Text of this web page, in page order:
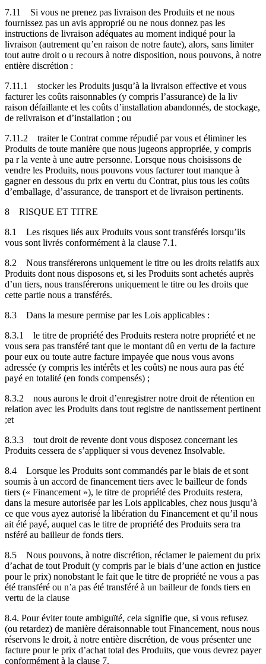
7.11
Si vous ne prenez pas livraison des Produits et ne nous
fournissez pas un avis approprié ou ne nous donnez pas les
instructions de livraison adéquates au moment indiqué pour la
livraison (autrement qu’en raison de notre faute), alors, sans limiter
tout autre droit o u recours à notre disposition, nous pouvons, à notre
entière discrétion :
7.11.1
stocker les Produits jusqu’à la livraison effective et vous
facturer les coûts raisonnables (y compris l’assurance) de la liv
raison défaillante et les coûts d’installation abandonnés, de stockage,
de relivraison et d’installation ; ou
7.11.2
traiter le Contrat comme répudié par vous et éliminer les
Produits de toute manière que nous jugeons appropriée, y compris
pa r la vente à une autre personne. Lorsque nous choisissons de
vendre les Produits, nous pouvons vous facturer tout manque à
gagner en dessous du prix en vertu du Contrat, plus tous les coûts
d’emballage, d’assurance, de transport et de livraison pertinents.
8
RISQUE ET TITRE
8.1
Les risques liés aux Produits vous sont transférés lorsqu’ils
vous sont livrés conformément à la clause 7.1.
8.2
Nous transférerons uniquement le titre ou les droits relatifs aux
Produits dont nous disposons et, si les Produits sont achetés auprès
d’un tiers, nous transférerons uniquement le titre ou les droits que
cette partie nous a transférés.
8.3
Dans la mesure permise par les Lois applicables :
8.3.1
le titre de propriété des Produits restera notre propriété et ne
vous sera pas transféré tant que le montant dû en vertu de la facture
pour eux ou toute autre facture impayée que nous vous avons
adressée (y compris les intérêts et les coûts) ne nous aura pas été
payé en totalité (en fonds compensés) ;
8.3.2
nous aurons le droit d’enregistrer notre droit de rétention en
relation avec les Produits dans tout registre de nantissement pertinent
;et
8.3.3
tout droit de revente dont vous disposez concernant les
Produits cessera de s’appliquer si vous devenez Insolvable.
8.4
Lorsque les Produits sont commandés par le biais de et sont
soumis à un accord de financement tiers avec le bailleur de fonds
tiers (« Financement »), le titre de propriété des Produits restera,
dans la mesure autorisée par les Lois applicables, chez nous jusqu’à
ce que vous ayez autorisé la libération du Financement et qu’il nous
ait été payé, auquel cas le titre de propriété des Produits sera tra
nsféré au bailleur de fonds tiers.
8.5
Nous pouvons, à notre discrétion, réclamer le paiement du prix
d’achat de tout Produit (y compris par le biais d’une action en justice
pour le prix) nonobstant le fait que le titre de propriété ne vous a pas
été transféré ou n’a pas été transféré à un bailleur de fonds tiers en
vertu de la clause
8.4. Pour éviter toute ambiguïté, cela signifie que, si vous refusez
(ou retardez) de manière déraisonnable tout Financement, nous nous
réservons le droit, à notre entière discrétion, de vous présenter une
facture pour le prix d’achat total des Produits, que vous devrez payer
conformément à la clause 7.